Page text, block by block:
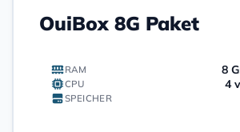
OuiBox 8G Paket
RAM 8
CPU 4
SPEICHER